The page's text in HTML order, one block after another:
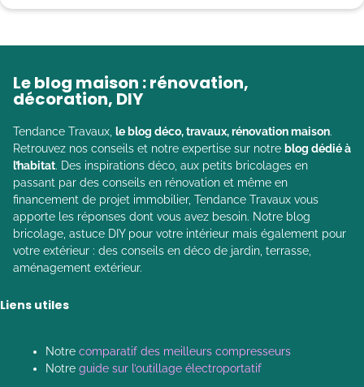
Le blog maison : rénovation,
décoration, DIY
Tendance Travaux, le blog déco, travaux, rénovation maison.
Retrouvez nos conseils et notre expertise sur notre blog dédié à
l’habitat. Des inspirations déco, aux petits bricolages en
passant par des conseils en rénovation et même en
financement de projet immobilier, Tendance Travaux vous
apporte les réponses dont vous avez besoin. Notre blog
bricolage, astuce DIY pour votre intérieur mais également pour
votre extérieur : des conseils en déco de jardin, terrasse,
aménagement extérieur.
Liens utiles
Notre comparatif des meilleurs compresseurs
Notre guide sur l’outillage électroportatif